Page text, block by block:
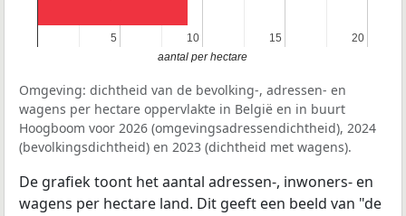
5
5 10
10 15
15 20
20
aantal per hectare
Omgeving: dichtheid van de bevolking-, adressen- en
wagens per hectare oppervlakte in België en in buurt
Hoogboom voor 2026 (omgevingsadressendichtheid), 2024
(bevolkingsdichtheid) en 2023 (dichtheid met wagens).
De grafiek toont het aantal adressen-, inwoners- en
wagens per hectare land. Dit geeft een beeld van "de